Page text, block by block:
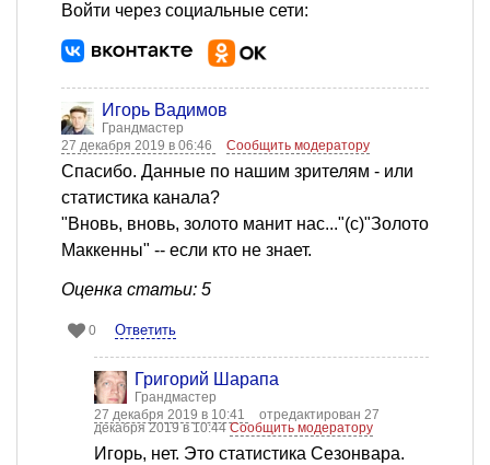
Войти через социальные сети:
Игорь Вадимов
Грандмастер
27 декабря 2019 в 06:46
Сообщить модератору
Спасибо. Данные по нашим зрителям - или
статистика канала?
"Вновь, вновь, золото манит нас..."(с)"Золото
Маккенны" -- если кто не знает.
Оценка статьи: 5
0 Ответить
Григорий Шарапа
Грандмастер
27 декабря 2019 в 10:41
отредактирован 27
декабря 2019 в 10:44Сообщить модератору
Игорь, нет. Это статистика Сезонвара.